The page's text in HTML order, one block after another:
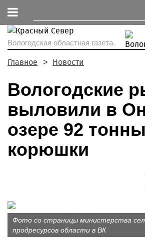
Вологодская областная газета.
Главное Новости
Вологодские
выловили в
озере 92 тонны
корюшки
Фото со страницы министерства
продресурсов области в ВК